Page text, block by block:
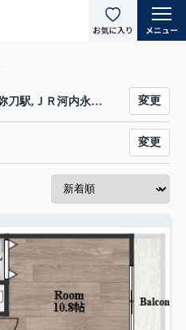
布施駅,ＪＲ俊徳道駅,長瀬駅,弥刀駅,ＪＲ河内永和駅,河内小阪駅,八戸ノ里駅 変更
変更